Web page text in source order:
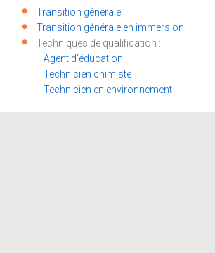
Transition générale
Transition générale en immersion
Techniques de qualification :
Agent d’éducation
Technicien chimiste
Technicien en environnement